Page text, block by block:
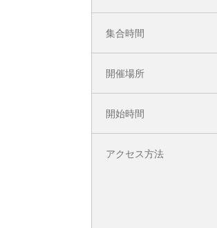
集合時間
開催場所
開始時間
アクセス方法